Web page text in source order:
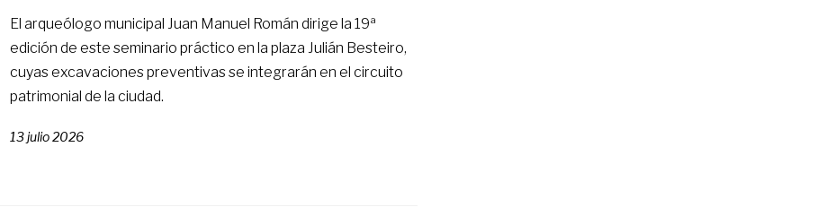
El arqueólogo municipal Juan Manuel Román dirige la 19ª
edición de este seminario práctico en la plaza Julián Besteiro,
cuyas excavaciones preventivas se integrarán en el circuito
patrimonial de la ciudad.
13 julio 2026